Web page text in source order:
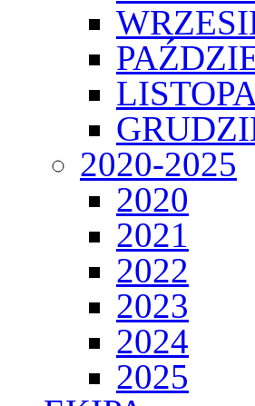
2020-2025
2020
2021
2022
2023
2024
2025